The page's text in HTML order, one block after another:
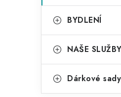
BYDLENÍ
NAŠE SLUŽBY
Dárkové